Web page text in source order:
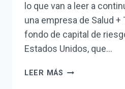
lo que van a leer a
una empresa de Salud +
fondo de capital de
Estados Unidos, que…
LEER MÁS PODRÍA